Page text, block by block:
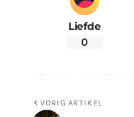
Liefde
0
VORIG ARTIKEL